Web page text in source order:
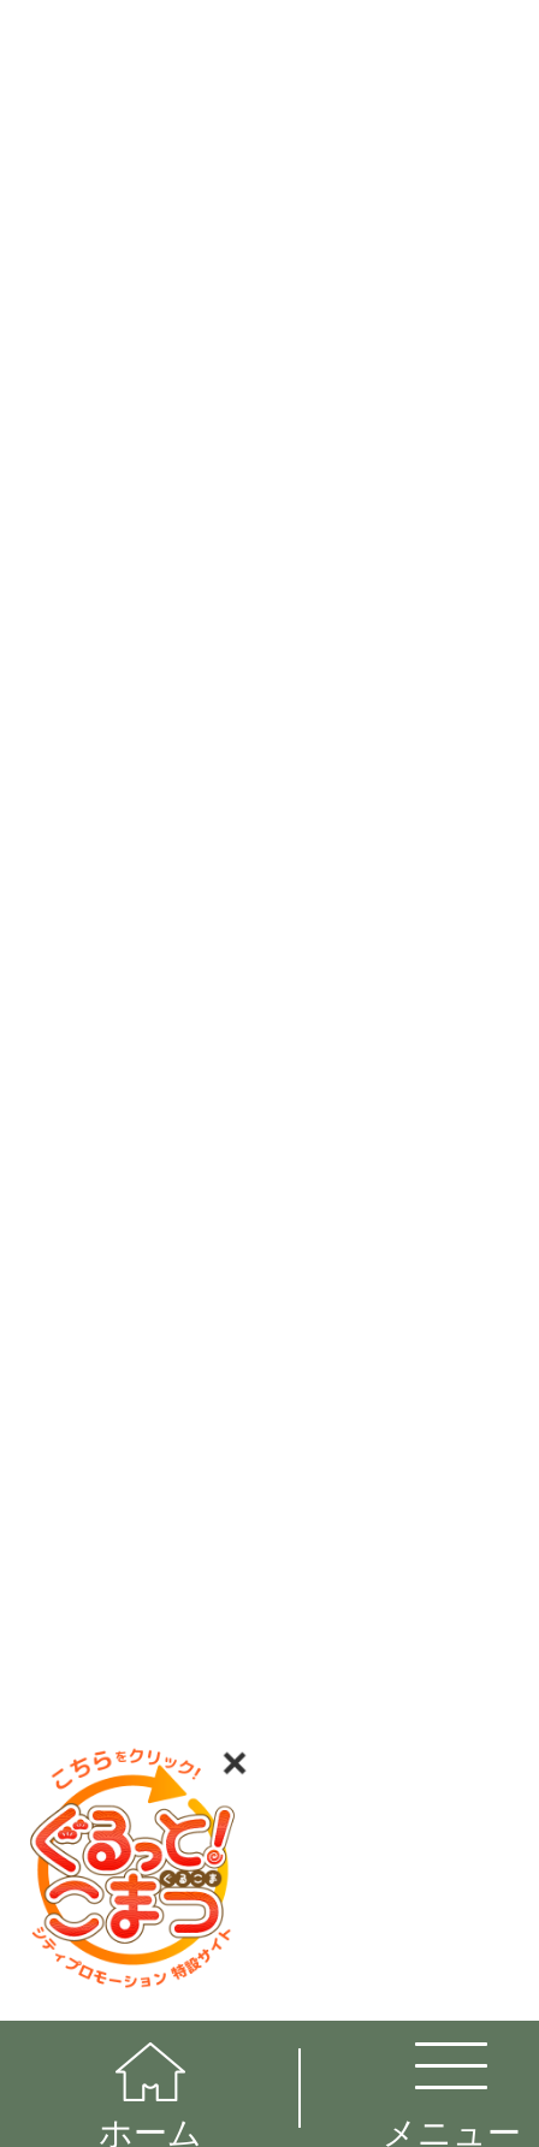
ホーム メニュー